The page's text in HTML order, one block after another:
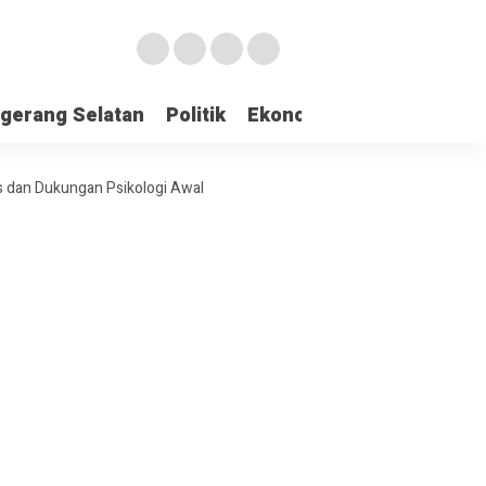
Selatan Politik Ekonomi
Dukungan Psikologi Awal